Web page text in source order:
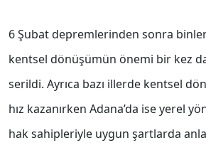
6 Şubat depremlerinden sonra
kentsel dönüşümün önemi bir kez
serildi. Ayrıca bazı illerde kentsel
hız kazanırken Adana’da ise yerel
hak sahipleriyle uygun şartlarda